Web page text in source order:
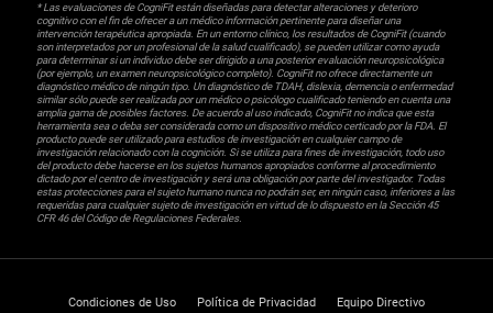
* Las evaluaciones de CogniFit están diseñadas para detectar alteraciones y deterioro
cognitivo con el fin de ofrecer a un médico información pertinente para diseñar una
intervención terapéutica apropiada. En un entorno clínico, los resultados de CogniFit (cuando
son interpretados por un profesional de la salud cualificado), se pueden utilizar como ayuda
para determinar si un individuo debe ser dirigido a una posterior evaluación neuropsicológica
(por ejemplo, un examen neuropsicológico completo). CogniFit no ofrece directamente un
diagnóstico médico de ningún tipo. Un diagnóstico de TDAH, dislexia, demencia o enfermedad
similar sólo puede ser realizada por un médico o psicólogo cualificado teniendo en cuenta una
amplia gama de posibles factores. De acuerdo al uso indicado, CogniFit no indica que esta
herramienta sea o deba ser considerada como un dispositivo médico certicado por la FDA. El
producto puede ser utilizado para estudios de investigación en cualquier campo de
investigación relacionado con la cognición. Si se utiliza para fines de investigación, todo uso
del producto debe hacerse en los sujetos humanos apropiados conforme al procedimiento
dictado por el centro de investigación y será una obligación por parte del investigador. Todas
estas protecciones para el sujeto humano nunca no podrán ser, en ningún caso, inferiores a las
requeridas para cualquier sujeto de investigación en virtud de lo dispuesto en la Sección 45
CFR 46 del Código de Regulaciones Federales.
Condiciones de Uso Política de Privacidad Equipo Directivo